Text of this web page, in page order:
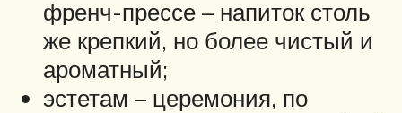
френч-прессе – напиток столь
же крепкий, но более чистый и
ароматный;
эстетам – церемония, по